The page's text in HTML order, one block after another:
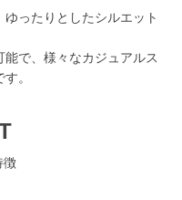
ったりとしたシルエット
で、様々なカジュアルス
。
徴